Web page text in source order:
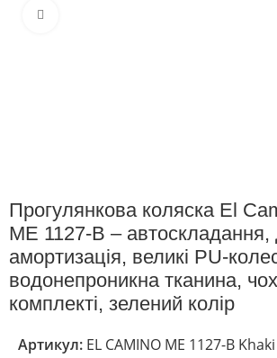
Прогулянкова коляска El
ME 1127-B – автоскладання,
амортизація, великі PU-
водонепроникна тканина,
комплекті, зелений колір
Артикул: EL CAMINO ME 1127-B